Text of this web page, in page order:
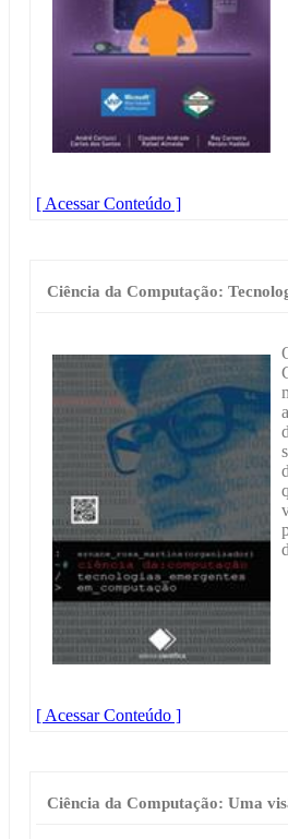
[ Acessar Conteúdo ]
Ciência da Computação:
[ Acessar Conteúdo ]
Ciência da Computação: Uma